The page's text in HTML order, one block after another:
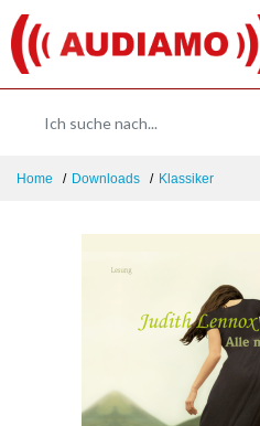
Home Downloads Klassiker